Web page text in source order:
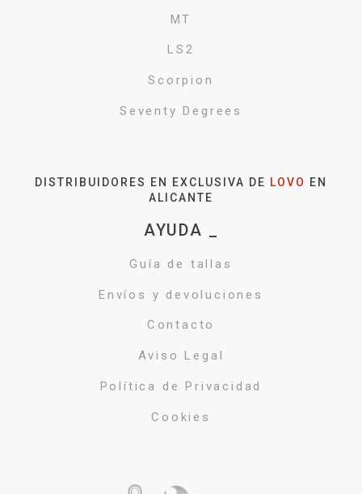
MT
LS2
Scorpion
Seventy Degrees
DISTRIBUIDORES EN EXCLUSIVA DE LOVO
EN
ALICANTE
AYUDA _
Guía de tallas
Envíos y devoluciones
Contacto
Aviso Legal
Política de Privacidad
Cookies